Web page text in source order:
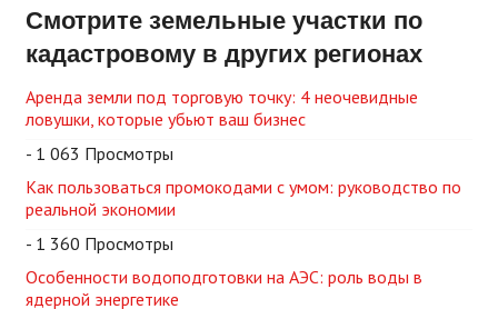
Смотрите земельные участки по
кадастровому в других регионах
Аренда земли под торговую точку: 4 неочевидные
ловушки, которые убьют ваш бизнес
- 1 063 Просмотры
Как пользоваться промокодами с умом: руководство по
реальной экономии
- 1 360 Просмотры
Особенности водоподготовки на АЭС: роль воды в
ядерной энергетике